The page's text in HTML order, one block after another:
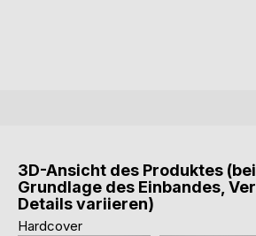
3D-Ansicht des Produktes
Grundlage des Einbandes,
Details variieren)
Hardcover